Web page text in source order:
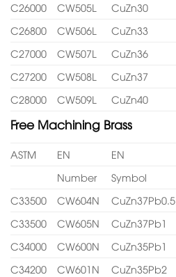
C26000
CW505L CuZn30
C26800
CW506L CuZn33
C27000
CW507L CuZn36
C27200
CW508L CuZn37
C28000
CW509L CuZn40
Free Machining Brass
ASTM EN EN
Number
Symbol
C33500
CW604N CuZn37Pb0.5
C33500
CW605N CuZn37Pb1
C34000
CW600N CuZn35Pb1
C34200
CW601N CuZn35Pb2